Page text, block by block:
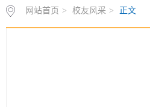
网站首页 > 校友风采 > 正文